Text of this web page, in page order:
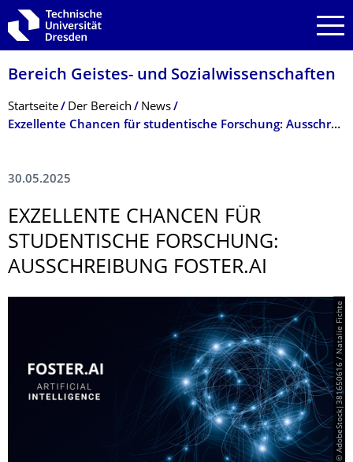
Zur Hauptnavigation springen
Zur Suche springen
Zum Inhalt springen
Bereich Geistes- und Sozialwissenschaf­ten
Breadcrumb-Menü
Startseite Der Bereich
News
Exzellente Chancen für studentische Forschung: Ausschreibung FOSTER.AI
30.05.2025
EXZELLENTE CHANCEN FÜR
STUDENTISCHE FORSCHUNG:
AUSSCHREIBUNG FOSTER.AI
© AdobeStock|381650616 / Natalie Fichte